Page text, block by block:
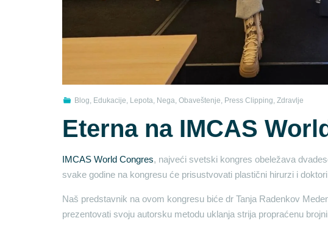
Blog, Edukacije, Lepota, Nega, Obaveštenje, Press Clipping, Zdravlje
Eterna na IMCAS
IMCAS World Congres, najveći svetski kongres obeležava
svake godine na kongresu će prisustvovati plastični hirurzi i
Naš predstavnik na ovom kongresu biće dr Tanja Radenkov
prezentovati svoju autorsku metodu uklanja strija propraćenu